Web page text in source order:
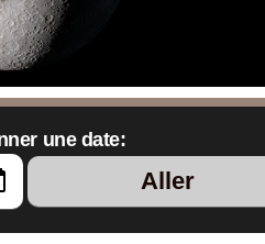
une date:
Aller